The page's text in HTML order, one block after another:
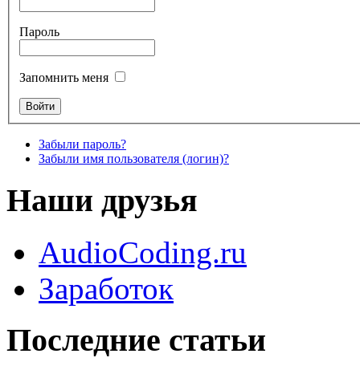
Пароль
Запомнить меня
Забыли пароль?
Забыли имя пользователя (логин)?
Наши друзья
AudioCoding.ru
Заработок
Последние статьи